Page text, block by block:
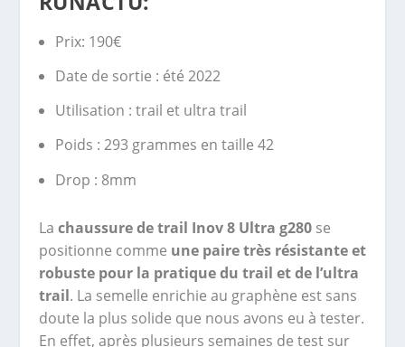
Prix: 190€
Date de sortie : été 2022
Utilisation : trail et ultra trail
Poids : 293 grammes en taille 42
Drop : 8mm
La chaussure de trail Inov 8 Ultra g280se
positionne comme une paire très résistante et
robuste pour la pratique du trail et de l’ultra
trail. La semelle enrichie au graphène est sans
doute la plus solide que nous avons eu à tester.
En effet, après plusieurs semaines de test sur